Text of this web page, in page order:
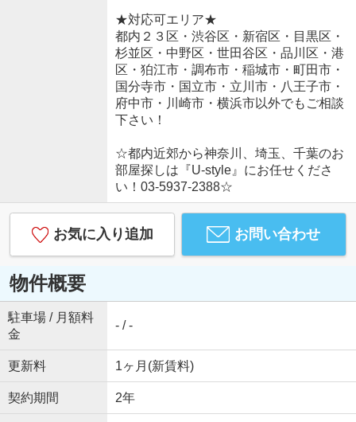
★対応可エリア★
都内２３区・渋谷区・新宿区・目黒区・
杉並区・中野区・世田谷区・品川区・港
区・狛江市・調布市・稲城市・町田市・
国分寺市・国立市・立川市・八王子市・
府中市・川崎市・横浜市以外でもご相談
下さい！
☆都内近郊から神奈川、埼玉、千葉のお
部屋探しは『U-style』にお任せくださ
い！03-5937-2388☆
お気に入り追加 お問い合わせ
物件概要
駐車場 / 月額料
金
- / -
更新料 1ヶ月(新賃料)
契約期間 2年